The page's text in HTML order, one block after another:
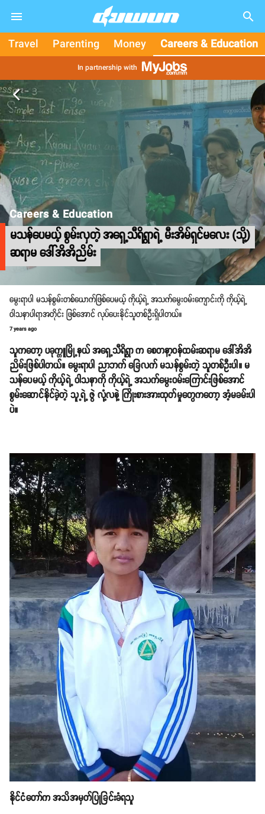
search
Travel Parenting Money Careers & Education
In partnership with
arrow_back_ios
Careers & Education
မသန်ပေမယ့် စွမ်းလှတဲ့ အရှေ့သီရိရွာရဲ့ မီးအိမ်ရှင်မလေး (သို့)
ဆရာမ ဒေါ်အိအိညိမ်း
မွေးရာပါ မသန်စွမ်းတစ်ယောက်ဖြစ်ပေမယ့် ကိုယ့်ရဲ့ အသက်မွေးဝမ်းကျောင်းကို ကိုယ့်ရဲ့
ဝါသနာပါရာအတိုင်း ဖြစ်အောင် လုပ်ပေးနိုင်သူတစ်ဦးရှိပါတယ်။
7 years ago
သူကတော့ ပခုက္ကူမြို့နယ် အရှေ့သီရိရွာ က စေတနာ့ဝန်ထမ်းဆရာမ ဒေါ်အိအိ
ညိမ်းဖြစ်ပါတယ်။ မွေးရာပါ ညာဘက် ခြေလက် မသန်စွမ်းတဲ့ သူတစ်ဦးပါ။ မ
သန်ပေမယ့် ကိုယ့်ရဲ့ ဝါသနာကို ကိုယ့်ရဲ့ အသက်မွေးဝမ်းကြောင်းဖြစ်အောင်
စွမ်းဆောင်နိုင်ခဲ့တဲ့ သူ့ရဲ့ ဇွဲ လုံ့လနဲ့ ကြိုးစားအားထုတ်မှုတွေကတော့ အံ့မခမ်းပါ
ပဲ။
နိုင်ငံတော်က အသိအမှတ်ပြုခြင်းခံရသူ